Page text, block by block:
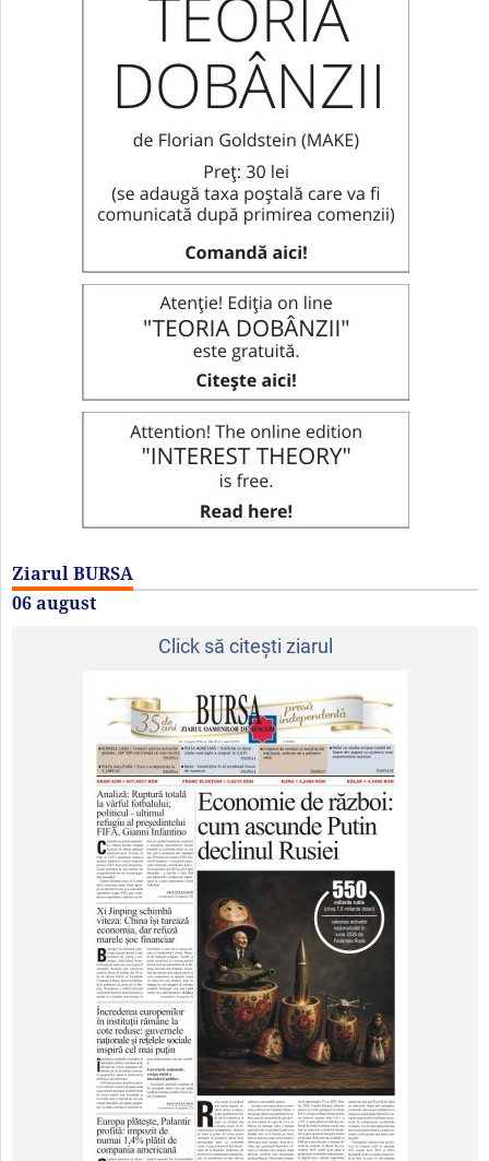
Ziarul BURSA
06 august
Click să citeşti ziarul